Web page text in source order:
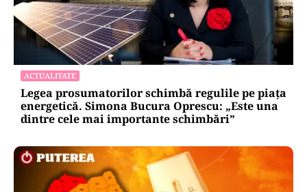
ACTUALITATE
Legea prosumatorilor schimbă regulile pe piața
energetică. Simona Bucura Oprescu: „Este una
dintre cele mai importante schimbări”